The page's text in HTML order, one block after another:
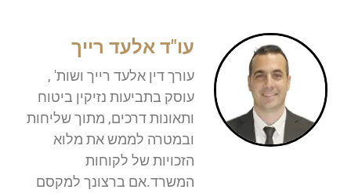
עו"ד אלעד רייך
עורך דין אלעד רייך ושות' ,
עוסק בתביעות נזיקין ביטוח
ותאונות דרכים, מתוך שליחות
ובמטרה לממש את מלוא
הזכויות של לקוחות
המשרד.אם ברצונך למקסם